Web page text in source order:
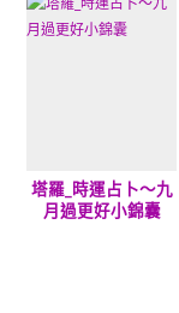
塔羅_時運占卜～九
月過更好小錦囊